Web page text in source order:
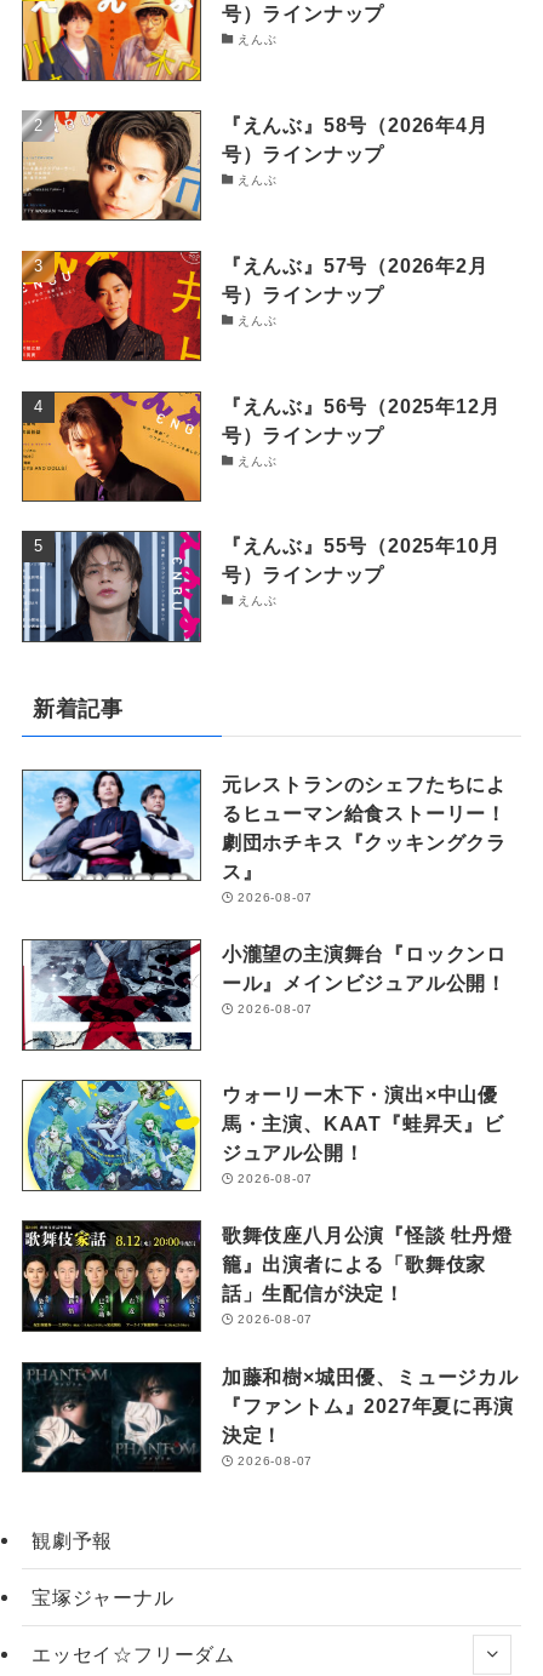
号）ラインナップ
えんぶ
『えんぶ』58号（2026年4月
号）ラインナップ
えんぶ
『えんぶ』57号（2026年2月
号）ラインナップ
えんぶ
『えんぶ』56号（2025年12月
号）ラインナップ
えんぶ
『えんぶ』55号（2025年10月
号）ラインナップ
えんぶ
新着記事
元レストランのシェフたちによ
るヒューマン給食ストーリー！
劇団ホチキス『クッキングクラ
ス』
2026-08-07
小瀧望の主演舞台『ロックンロ
ール』メインビジュアル公開！
2026-08-07
ウォーリー木下・演出×中山優
馬・主演、KAAT『蛙昇天』ビ
ジュアル公開！
2026-08-07
歌舞伎座八月公演『怪談 牡丹燈
籠』出演者による「歌舞伎家
話」生配信が決定！
2026-08-07
加藤和樹×城田優、ミュージカル
『ファントム』2027年夏に再演
決定！
2026-08-07
観劇予報
宝塚ジャーナル
エッセイ☆フリーダム